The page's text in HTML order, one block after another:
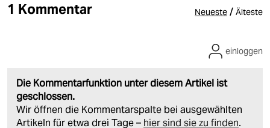
1 Kommentar Neueste / Älteste
Die Kommentarfunktion unter diesem Artikel ist
geschlossen.
Wir öffnen die Kommentarspalte bei ausgewählten
Artikeln für etwa drei Tage – hier sind sie zu finden.
einloggen